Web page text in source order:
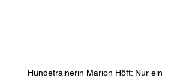
Hundetrainerin Marion Höft: Nur ein